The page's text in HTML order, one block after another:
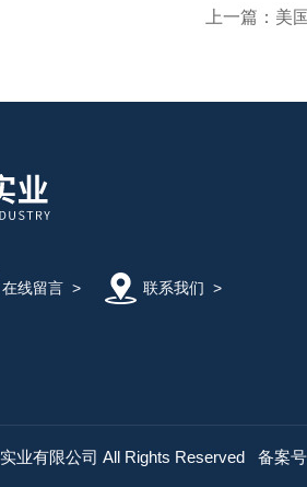
上一篇： 美
在线留言> 联系我们 >
业有限公司 All Rights Reserved 备案